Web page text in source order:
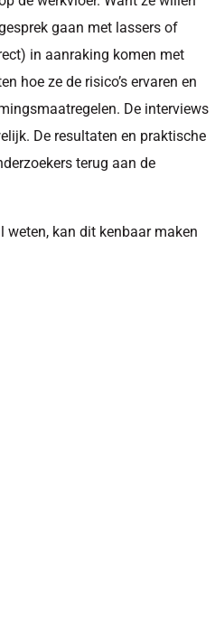
gaan met lassers of
in aanraking komen met
hoe ze de risico’s ervaren en
De interviews
De resultaten en praktische
terug aan de
weten, kan dit kenbaar maken